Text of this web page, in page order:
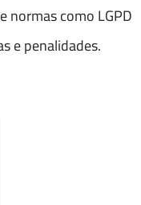
normas como LGPD
e penalidades.